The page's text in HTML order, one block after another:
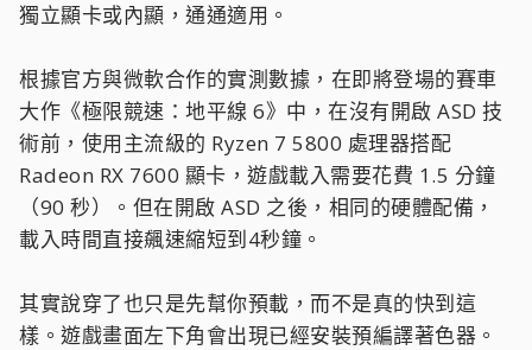
獨立顯卡或內顯，通通適用。
根據官方與微軟合作的實測數據，在即將登場的賽車
大作《極限競速：地平線 6》中，在沒有開啟 ASD 技
術前，使用主流級的 Ryzen 7 5800 處理器搭配
Radeon RX 7600 顯卡，遊戲載入需要花費 1.5 分鐘
（90 秒）。但在開啟 ASD 之後，相同的硬體配備，
載入時間直接飆速縮短到4秒鐘。
其實說穿了也只是先幫你預載，而不是真的快到這
樣。遊戲畫面左下角會出現已經安裝預編譯著色器。